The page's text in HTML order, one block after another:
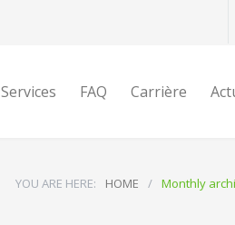
Services FAQ Carrière
YOU ARE HERE: HOME / Monthly